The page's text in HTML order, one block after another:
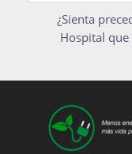
¿Sienta
Hospital